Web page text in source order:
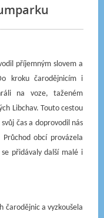
příjemným slovem a
kroku čarodějnicím i
na voze, taženém
Libchav. Touto cestou
čas a doprovodil nás
obcí provázela
přidávaly další malé i
čarodějnic a vyzkoušela